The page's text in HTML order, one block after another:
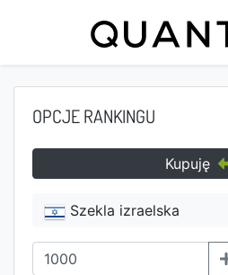
OPCJE RANKINGU
Kupuję
Szekla izraelska